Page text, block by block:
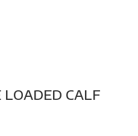
LOADED CALF